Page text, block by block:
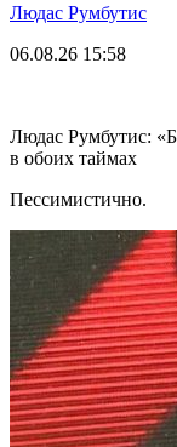
Людас Румбутис
06.08.26 15:58
Людас Румбутис:
в обоих таймах
Пессимистично.